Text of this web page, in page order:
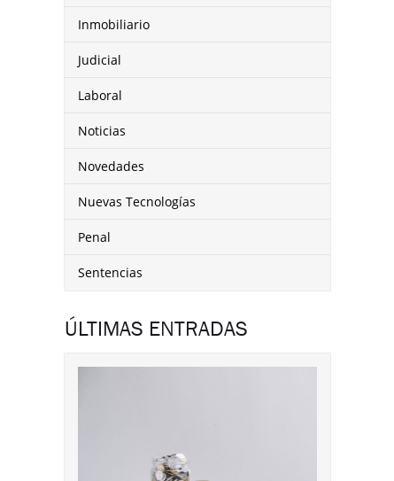
Inmobiliario
Judicial
Laboral
Noticias
Novedades
Nuevas Tecnologías
Penal
Sentencias
ÚLTIMAS ENTRADAS